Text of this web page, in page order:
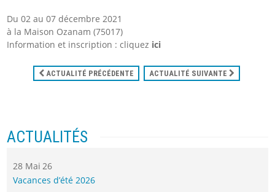
Du 02 au 07 décembre 2021
à la Maison Ozanam (75017)
Information et inscription : cliquez ici
ACTUALITÉ PRÉCÉDENTE ACTUALITÉ SUIVANTE
ACTUALITÉS
28 Mai 26
Vacances d’été 2026